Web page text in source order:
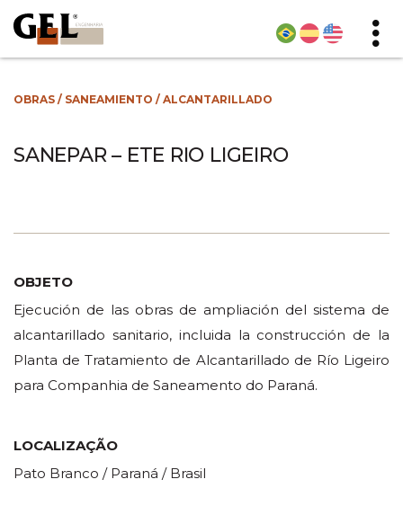
OBRAS / SANEAMIENTO / ALCANTARILLADO
SANEPAR – ETE RIO LIGEIRO
OBJETO
Ejecución de las obras de ampliación del sistema de
alcantarillado sanitario, incluida la construcción de la
Planta de Tratamiento de Alcantarillado de Río Ligeiro
para Companhia de Saneamento do Paraná.
LOCALIZAÇÃO
Pato Branco / Paraná / Brasil